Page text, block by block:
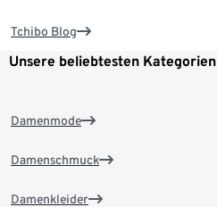
Tchibo Blog
Unsere beliebtesten Kategorien
Damenmode
Damenschmuck
Damenkleider